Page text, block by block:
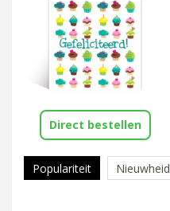
Direct bestellen
Populariteit Nieuwheid